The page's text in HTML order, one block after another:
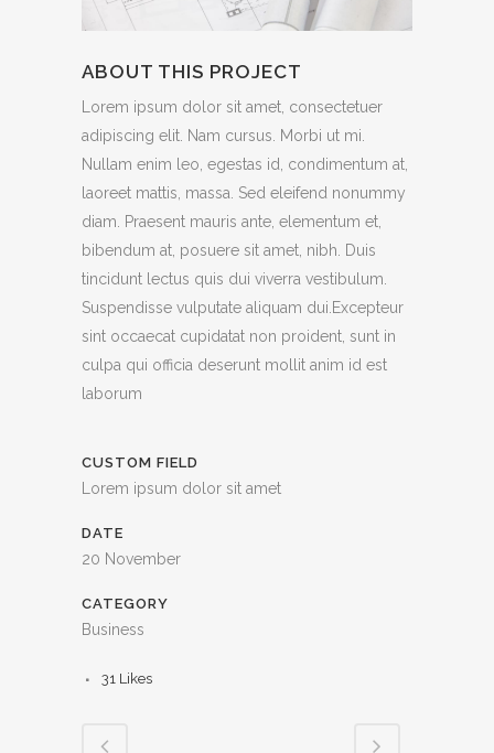
ABOUT THIS PROJECT
Lorem ipsum dolor sit amet, consectetuer
adipiscing elit. Nam cursus. Morbi ut mi.
Nullam enim leo, egestas id, condimentum at,
laoreet mattis, massa. Sed eleifend nonummy
diam. Praesent mauris ante, elementum et,
bibendum at, posuere sit amet, nibh. Duis
tincidunt lectus quis dui viverra vestibulum.
Suspendisse vulputate aliquam dui.Excepteur
sint occaecat cupidatat non proident, sunt in
culpa qui officia deserunt mollit anim id est
laborum
CUSTOM FIELD
Lorem ipsum dolor sit amet
DATE
20 November
CATEGORY
Business
31 Likes